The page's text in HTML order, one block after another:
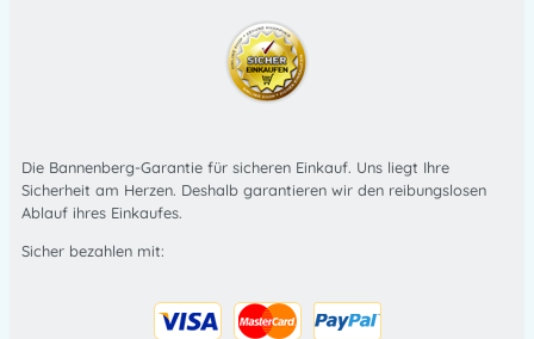
Die Bannenberg-Garantie für sicheren Einkauf. Uns liegt Ihre
Sicherheit am Herzen. Deshalb garantieren wir den reibungslosen
Ablauf ihres Einkaufes.
Sicher bezahlen mit: